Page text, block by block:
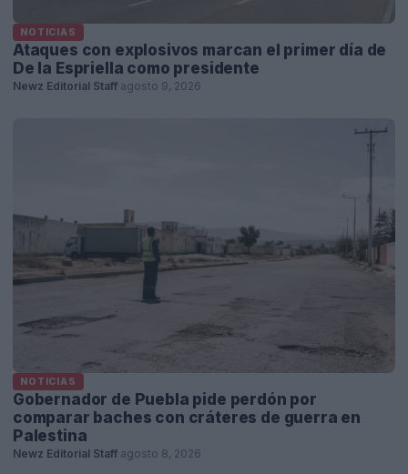
NOTICIAS
Ataques con explosivos marcan el primer día de
De la Espriella como presidente
Newz Editorial Staff agosto 9, 2026
NOTICIAS
Gobernador de Puebla pide perdón por
comparar baches con cráteres de guerra en
Palestina
Newz Editorial Staff agosto 8, 2026